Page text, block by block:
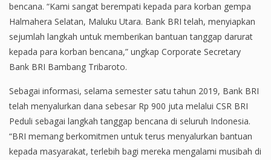
bencana. “Kami sangat berempati kepada para korban gempa
Halmahera Selatan, Maluku Utara. Bank BRI telah, menyiapkan
sejumlah langkah untuk memberikan bantuan tanggap darurat
kepada para korban bencana,” ungkap Corporate Secretary
Bank BRI Bambang Tribaroto.
Sebagai informasi, selama semester satu tahun 2019, Bank BRI
telah menyalurkan dana sebesar Rp 900 juta melalui CSR BRI
Peduli sebagai langkah tanggap bencana di seluruh Indonesia.
“BRI memang berkomitmen untuk terus menyalurkan bantuan
kepada masyarakat, terlebih bagi mereka mengalami musibah di